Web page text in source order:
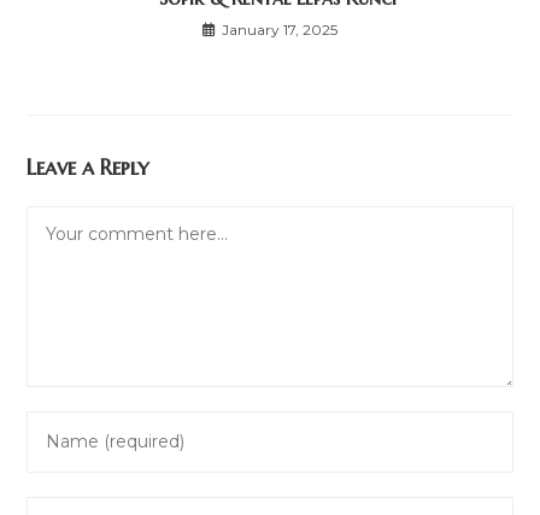
January 17, 2025
Leave a Reply
your